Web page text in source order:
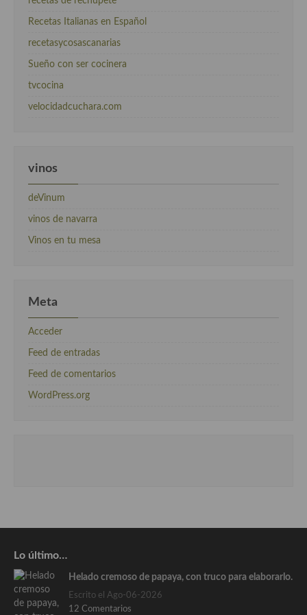
Recetas Italianas en Español
recetasycosascanarias
Sueño con ser cocinera
tvcocina
velocidadcuchara.com
vinos
deVinum
vinos de navarra
Vinos en tu mesa
Meta
Acceder
Feed de entradas
Feed de comentarios
WordPress.org
Lo último…
Helado cremoso de papaya, con truco para elaborarlo.
Escrito el Ago-06-2026
12 Comentarios